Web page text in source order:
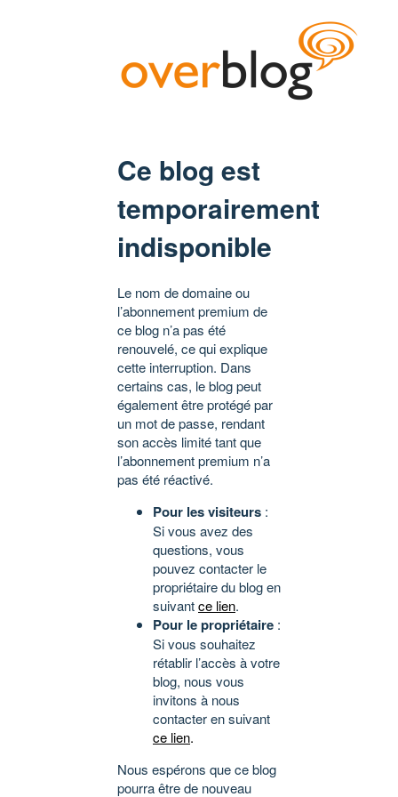
Ce blog est
temporairement
indisponible
Le nom de domaine ou
l’abonnement premium de
ce blog n’a pas été
renouvelé, ce qui explique
cette interruption. Dans
certains cas, le blog peut
également être protégé par
un mot de passe, rendant
son accès limité tant que
l’abonnement premium n’a
pas été réactivé.
Pour les visiteurs :
Si vous avez des
questions, vous
pouvez contacter le
propriétaire du blog en
suivantce lien.
Pour le propriétaire :
Si vous souhaitez
rétablir l’accès à votre
blog, nous vous
invitons à nous
contacter en suivant
ce lien.
Nous espérons que ce blog
pourra être de nouveau